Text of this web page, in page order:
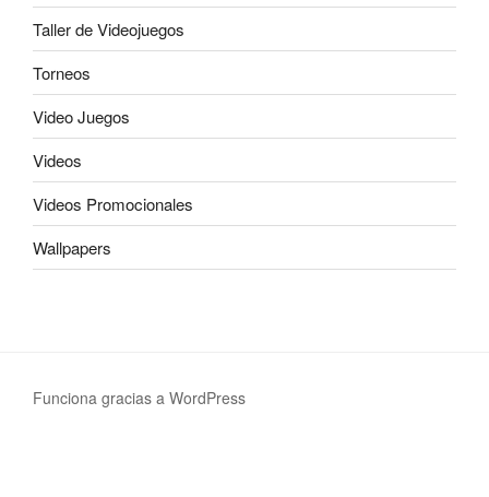
Taller de Videojuegos
Torneos
Video Juegos
Videos
Videos Promocionales
Wallpapers
Funciona gracias a WordPress